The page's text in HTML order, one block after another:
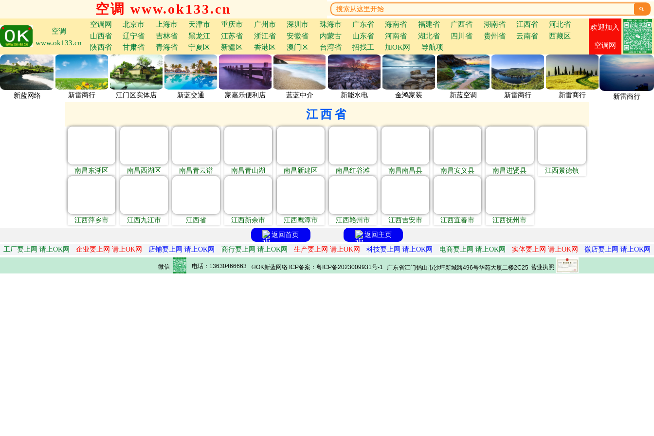
空调 www.ok133.cn 
空调
www.ok133.cn
空调网 北京市 上海市 天津市 重庆市 广州市 深圳市 珠海市 广东省 海南省 福建省 广西省 湖南省 江西省
河北省
山西省
辽宁省 吉林省 黑龙江 江苏省 浙江省 安徽省 内蒙古 山东省 河南省 湖北省 四川省 贵州省 云南省
西藏区
陕西省
甘肃省 青海省 宁夏区 新疆区 香港区 澳门区 台湾省 招找工 加OK网 导航项
欢迎加入
空调网
新蓝网络 新雷商行 江门区实体店 新蓝交通 家嘉乐便利店 蓝蓝中介 新能水电 金鸿家装 新蓝空调 新雷商行 新雷商行 新雷商行
江西省
南昌东湖区 南昌西湖区 南昌青云谱 南昌青山湖 南昌新建区 南昌红谷滩 南昌南昌县 南昌安义县 南昌进贤县 江西景德镇
江西萍乡市 江西九江市 江西省 江西新余市 江西鹰潭市 江西赣州市 江西吉安市 江西宜春市
江西抚州市
返回首页
返回主页
工厂要上网 请上OK网
企业要上网 请上OK网 店铺要上网 请上OK网 商行要上网 请上OK网 生产要上网 请上OK网 科技要上网 请上OK网 电商要上网 请上OK网 实体要上网 请上OK网 微店要上网 请上OK网
微信 电话：13630466663 ©OK新蓝网络 ICP备案：粤ICP备2023009931号-1 广东省江门鹤山市沙坪新城路496号华苑大厦二楼2C25 营业执照